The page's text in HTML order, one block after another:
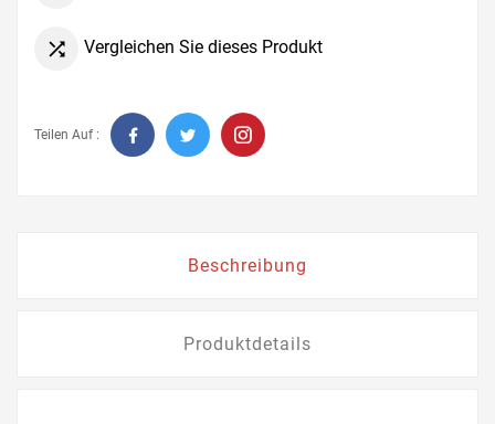
 Vergleichen Sie dieses Produkt
Teilen Auf :
Beschreibung
Produktdetails